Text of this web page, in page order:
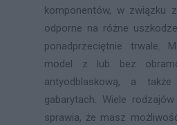
komponentów, w związku
odporne na różne
ponadprzeciętnie trwale.
model z lub bez
antyodblaskową, a
gabarytach. Wiele rodzajów
sprawia, że masz